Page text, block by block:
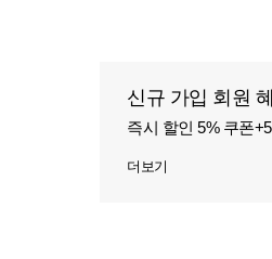
신규 가입 회원
즉시 할인 5% 쿠폰
더보기